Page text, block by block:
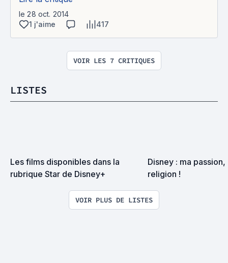
le 28 oct. 2014
1 j'aime
417
VOIR LES 7 CRITIQUES
LISTES
Les films disponibles dans la
rubrique Star de Disney+
Disney : ma
religion !
VOIR PLUS DE LISTES